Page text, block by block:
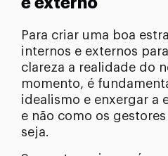
Para criar uma boa
internos e externos
clareza a realidade do
momento, é
idealismo e enxergar a
e não como os
seja.